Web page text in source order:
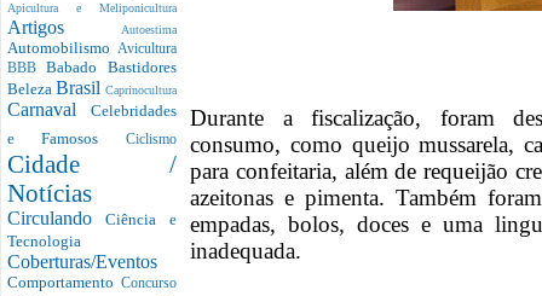
Apicultura e Meliponicultura
Artigos Autoestima
Automobilismo Avicultura
BBBBabado Bastidores
Beleza Brasil Caprinocultura
Carnaval Celebridades
e Famosos Ciclismo
Cidade /
Notícias
CirculandoCiência e
Tecnologia
Coberturas/Eventos
Comportamento Concurso
Durante a fiscalização, foram
consumo, como queijo mussarela,
para confeitaria, além de requeijão
azeitonas e pimenta. Também
empadas, bolos, doces e uma
inadequada.